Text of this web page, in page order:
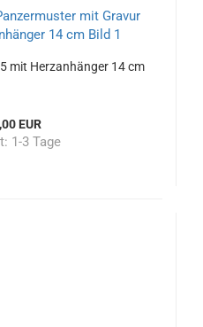
mit Herzanhänger 14 cm
EUR
1-3 Tage